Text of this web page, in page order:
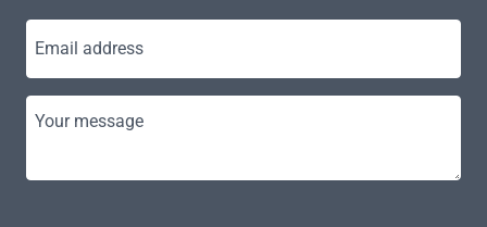
Email address
Your message